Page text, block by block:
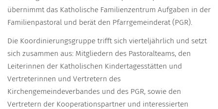
übernimmt das Katholische Familienzentrum Aufgaben in der
Familienpastoral und berät den Pfarrgemeinderat (PGR).
Die Koordinierungsgruppe trifft sich vierteljährlich und setzt
sich zusammen aus: Mitgliedern des Pastoralteams, den
Leiterinnen der Katholischen Kindertagesstätten und
Vertreterinnen und Vertretern des
Kirchengemeindeverbandes und des PGR, sowie den
Vertretern der Kooperationspartner und interessierten